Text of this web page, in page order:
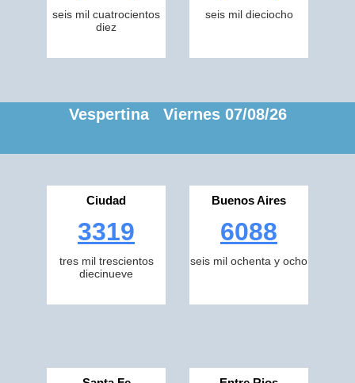
seis mil cuatrocientos
diez
seis mil dieciocho
Vespertina Viernes 07/08/26
Ciudad
3319
tres mil trescientos
diecinueve
Buenos Aires
6088
seis mil ochenta y ocho